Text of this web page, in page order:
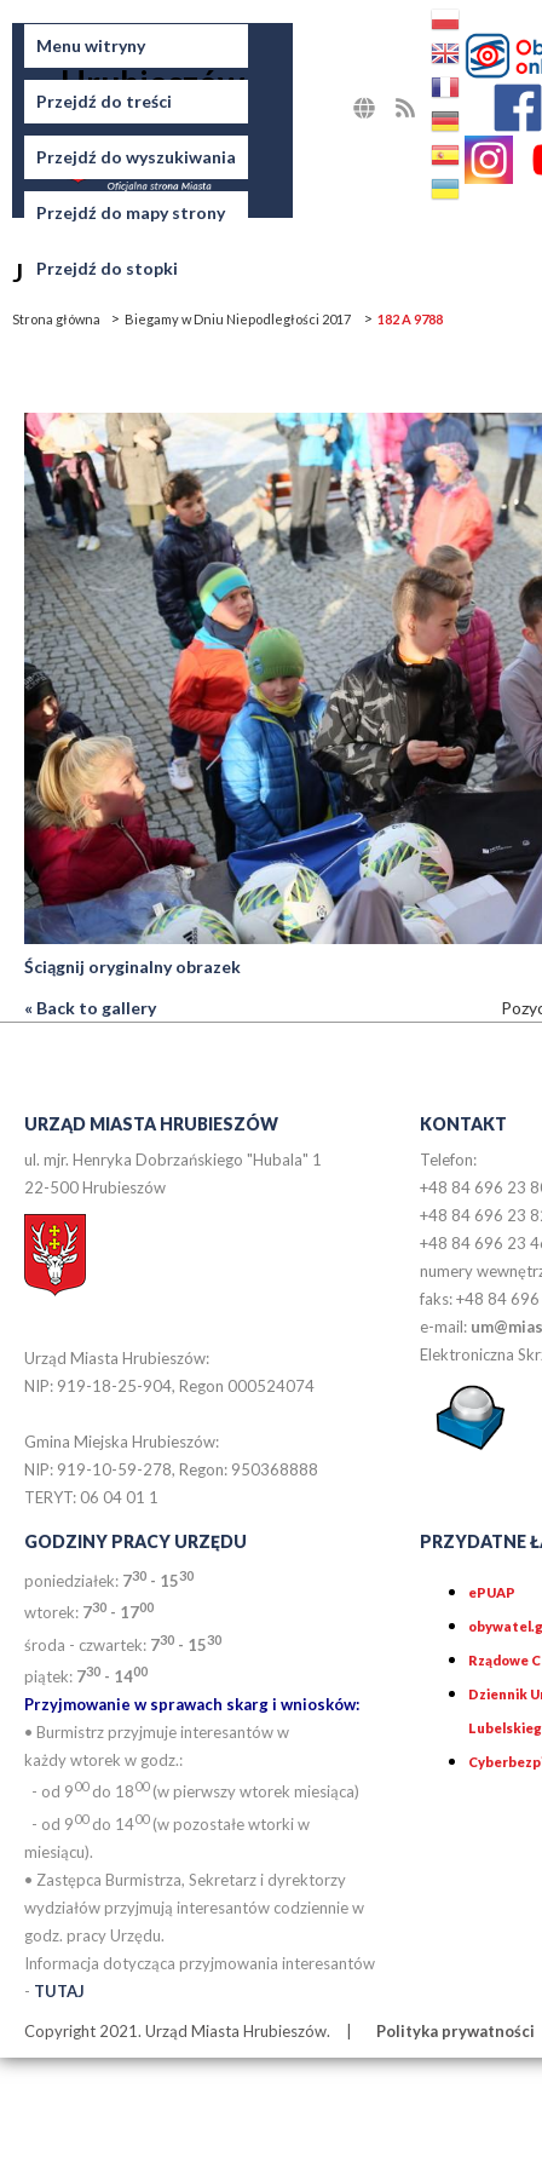
Menu witryny
Przejdź do treści
Przejdź do wyszukiwania
Przejdź do mapy strony
Przejdź do stopki
Miasto
Hrubieszów
Jesteś tutaj
Strona główna Biegamy w Dniu Niepodległości 2017 182 A 9788
Ściągnij oryginalny obrazek
« Back to gallery
URZĄD MIASTA HRUBIESZÓW
ul. mjr. Henryka Dobrzańskiego "Hubala" 1
22-500 Hrubieszów
Urząd Miasta Hrubieszów:
NIP: 919-18-25-904, Regon 000524074
Gmina Miejska Hrubieszów:
NIP: 919-10-59-278, Regon: 950368888
TERYT: 06 04 01 1
KONTAKT
Telefon:
+48 84 696 23
+48 84 696 23
+48 84 696 23
numery
faks: +48 84
e-mail:
Elektroniczna
GODZINY PRACY URZĘDU
poniedziałek: 730 - 1530
wtorek: 730 - 1700
środa - czwartek: 730 - 1530
piątek: 730 - 1400
Przyjmowanie w sprawach skarg i wniosków:
• Burmistrz przyjmuje interesantów w
każdy wtorek w godz.:
- od 900do 1800(w pierwszy wtorek miesiąca)
- od 900do 1400(w pozostałe wtorki w
miesiącu).
• Zastępca Burmistrza, Sekretarz i dyrektorzy
wydziałów przyjmują interesantów codziennie w
godz. pracy Urzędu.
Informacja dotycząca przyjmowania interesantów
- TUTAJ
PRZYDATNE
ePUAP
Rządowe
Dziennik
Copyright 2021. Urząd Miasta Hrubieszów. Polityka prywatności